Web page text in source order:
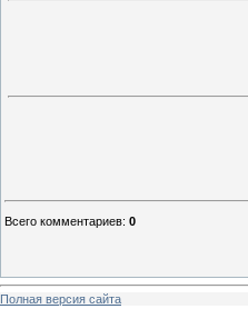
Всего комментариев: 0
Полная версия сайта